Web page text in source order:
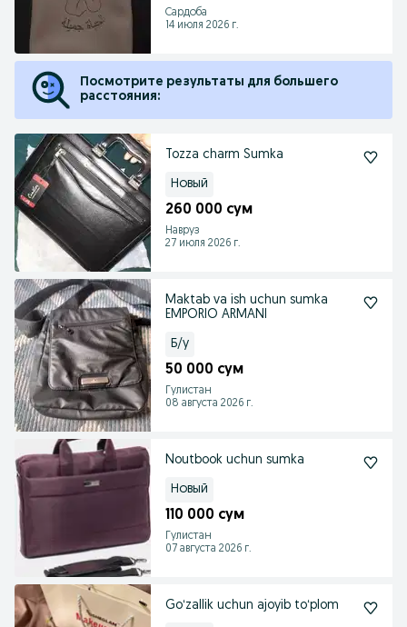
Сардоба
14 июля 2026 г.
Посмотрите результаты для большего
расстояния:
Tozza charm Sumka
Новый
260 000 сум
Навруз
27 июля 2026 г.
Maktab va ish uchun sumka
EMPORIO ARMANI
Б/у
50 000 сум
Гулистан
08 августа 2026 г.
Noutbook uchun sumka
Новый
110 000 сум
Гулистан
07 августа 2026 г.
Goʻzallik uchun ajoyib toʻplom